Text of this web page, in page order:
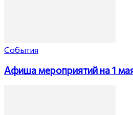
События
Афиша мероприятий на 1